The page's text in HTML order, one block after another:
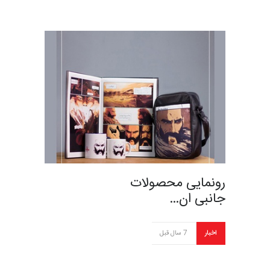
رونمایی محصولات
جانبی ان…
اخبار 7 سال قبل